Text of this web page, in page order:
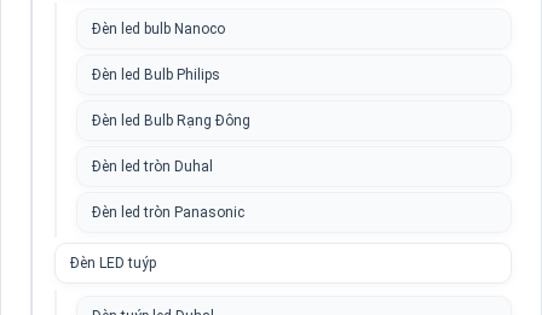
Đèn led bulb Nanoco
Đèn led Bulb Philips
Đèn led Bulb Rạng Đông
Đèn led tròn Duhal
Đèn led tròn Panasonic
Đèn LED tuýp